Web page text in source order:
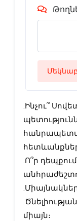
․Ինչու՞
․Ո՞ր
միայն։